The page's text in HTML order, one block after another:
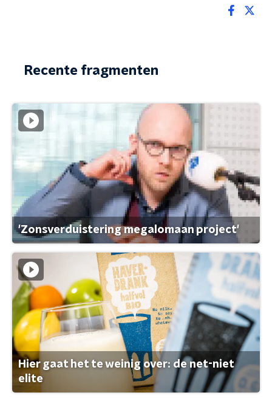
Recente fragmenten
'Zonsverduistering megalomaan project'
Hier gaat het te weinig over: de net-niet
elite